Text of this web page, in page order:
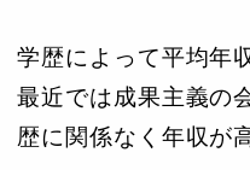
学歴によって平均年
最近では成果主義の
歴に関係なく年収が